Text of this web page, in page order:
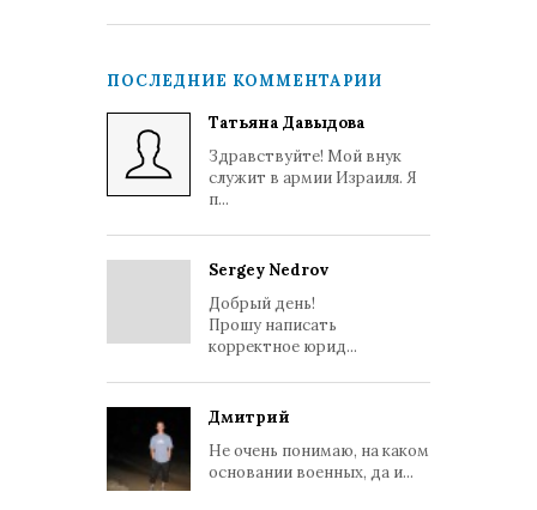
ПОСЛЕДНИЕ КОММЕНТАРИИ
Татьяна Давыдова
Здравствуйте! Мой внук
служит в армии Израиля. Я
п...
Sergey Nedrov
Добрый день!
Прошу написать
корректное юрид...
Дмитрий
Не очень понимаю, на каком
основании военных, да и...